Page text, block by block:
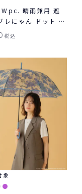
晴雨兼用 遮
レにゃん ドット ミ
りたたみ ギフト対
税込
象